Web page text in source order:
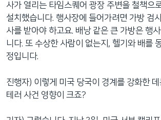
사가 열리는 타임스퀘어 광장 주변을 철책으
설치했습니다. 행사장에 들어가려면 가방 검
사를 받아야 하고요. 배낭 같은 큰 가방은 행
니다. 또 수상한 사람이 없는지, 헬기와 배를
정입니다.
진행자) 이렇게 미국 당국이 경계를 강화한
테러 사건 영향이 크죠?